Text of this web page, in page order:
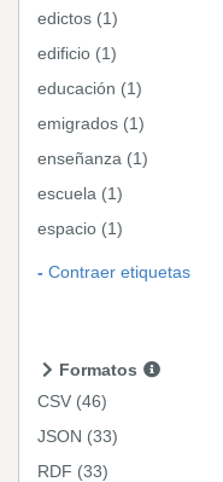
edictos (1)
edificio (1)
educación (1)
emigrados (1)
enseñanza (1)
escuela (1)
espacio (1)
Contraer etiquetas
Formatos
CSV (46)
JSON (33)
RDF (33)